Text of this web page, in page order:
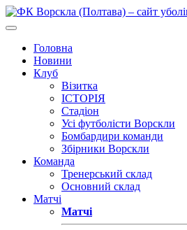
Головна
Новини
Клуб
Візитка
ІСТОРІЯ
Стадіон
Усі футболісти Ворскли
Бомбардири команди
Збірники Ворскли
Команда
Тренерський склад
Основний склад
Матчі
Матчі